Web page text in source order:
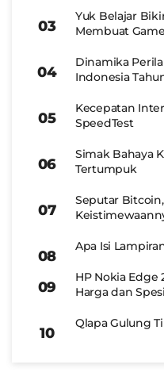
Yuk Belajar
Membuat
Dinamika
Indonesia
Kecepatan
SpeedTest
Simak Bahaya
Tertumpuk
Seputar
Apa Isi
HP Nokia Edge
Harga dan
Qlapa Gulung